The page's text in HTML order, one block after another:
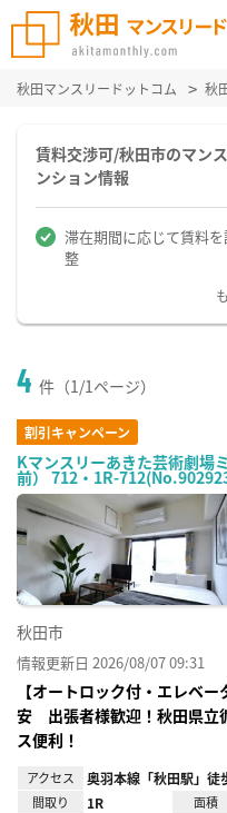
秋田マンスリードットコム 秋
賃料交渉可/秋田市のマン
ンション情報
滞在期間に応じて賃料を
整
4 件（1/1ページ）
割引キャンペーン
Kマンスリーあきた芸術劇場
前） 712・1R-
秋田市
情報更新日 2026/08/07 09:31
【オートロック付・エレベ
安 出張者様歓迎！秋田県立
ス便利！
アクセス 奥羽本線「秋田駅」徒
間取り 1R 面積